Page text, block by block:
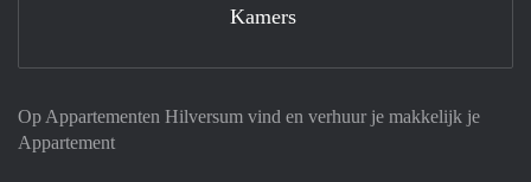
Op Appartementen Hilversum vind en verhuur je makkelijk je
Appartement
Kamers